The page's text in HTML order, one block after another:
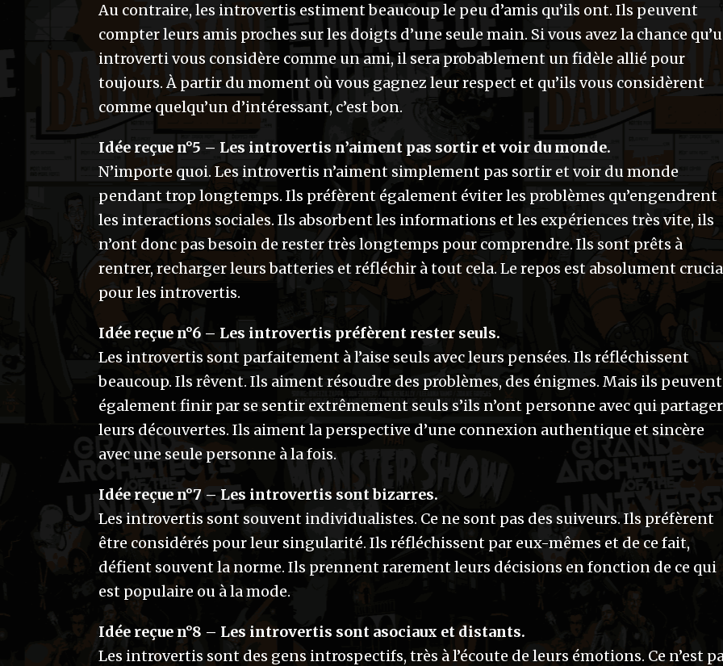
Au contraire, les introvertis estiment beaucoup le peu d’amis qu’ils ont. Ils peuvent
compter leurs amis proches sur les doigts d’une seule main. Si vous avez la chance
introverti vous considère comme un ami, il sera probablement un fidèle allié pour
toujours. À partir du moment où vous gagnez leur respect et qu’ils vous considèrent
comme quelqu’un d’intéressant, c’est bon.
Idée reçue n°5 – Les introvertis n’aiment pas sortir et voir du monde.
N’importe quoi. Les introvertis n’aiment simplement pas sortir et voir du monde
pendant trop longtemps. Ils préfèrent également éviter les problèmes qu’engendrent
les interactions sociales. Ils absorbent les informations et les expériences très vite, ils
n’ont donc pas besoin de rester très longtemps pour comprendre. Ils sont prêts à
rentrer, recharger leurs batteries et réfléchir à tout cela. Le repos est absolument
pour les introvertis.
Idée reçue n°6 – Les introvertis préfèrent rester seuls.
Les introvertis sont parfaitement à l’aise seuls avec leurs pensées. Ils réfléchissent
beaucoup. Ils rêvent. Ils aiment résoudre des problèmes, des énigmes. Mais ils peuvent
également finir par se sentir extrêmement seuls s’ils n’ont personne avec qui partager
leurs découvertes. Ils aiment la perspective d’une connexion authentique et sincère
avec une seule personne à la fois.
Idée reçue n°7 – Les introvertis sont bizarres.
Les introvertis sont souvent individualistes. Ce ne sont pas des suiveurs. Ils préfèrent
être considérés pour leur singularité. Ils réfléchissent par eux-mêmes et de ce fait,
défient souvent la norme. Ils prennent rarement leurs décisions en fonction de ce qui
est populaire ou à la mode.
Idée reçue n°8 – Les introvertis sont asociaux et distants.
Les introvertis sont des gens introspectifs, très à l’écoute de leurs émotions. Ce n’est